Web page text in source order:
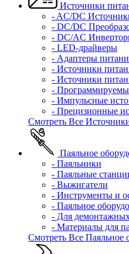
Источники
- AC/DC
- DC/DC
- DC/AC
- LED-драйверы
- Адаптеры
- Источники
- Источники
-
- Импульсные
- Прецизионные
Смотреть Все
Паяльное
- Паяльники
- Паяльные
- Выжигатели
- Инструменты и
- Паяльное
- Для
- Материалы для
Смотреть Все Паяльное